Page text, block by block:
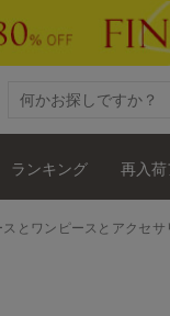
ランキング 再入荷
とワンピースとアクセ